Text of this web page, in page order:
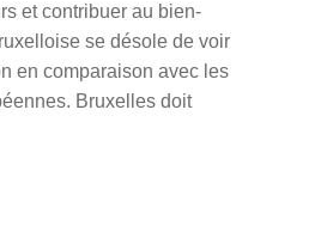
et contribuer au bien-
se désole de voir
en comparaison avec les
Bruxelles doit